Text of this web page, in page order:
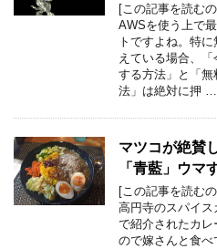
[この記事を読む
AWSを使う上で
トですよね。特
えている場合、
する方法」と「
法」は絶対に押 …
マツコが絶賛
「青藍」ウマ
[この記事を読む
高円寺のスパイ
で紹介されたカ
ので嫁さんと食べ